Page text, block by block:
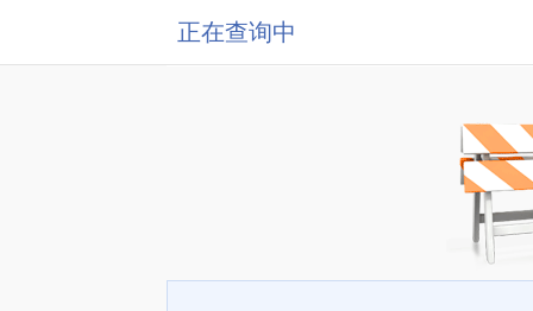
正在查询中